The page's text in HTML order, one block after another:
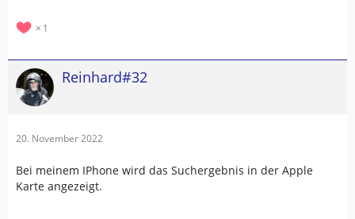
1
Reinhard#32
20. November 2022
Bei meinem IPhone wird das Suchergebnis in der Apple
Karte angezeigt.